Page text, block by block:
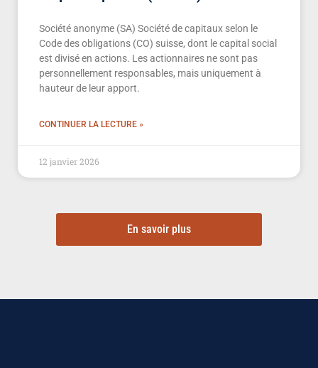
Société anonyme (SA) Société de capitaux selon le
Code des obligations (CO) suisse, dont le capital social
est divisé en actions. Les actionnaires ne sont pas
personnellement responsables, mais uniquement à
hauteur de leur apport.
CONTINUER LA LECTURE »
12 janvier 2026
En savoir plus